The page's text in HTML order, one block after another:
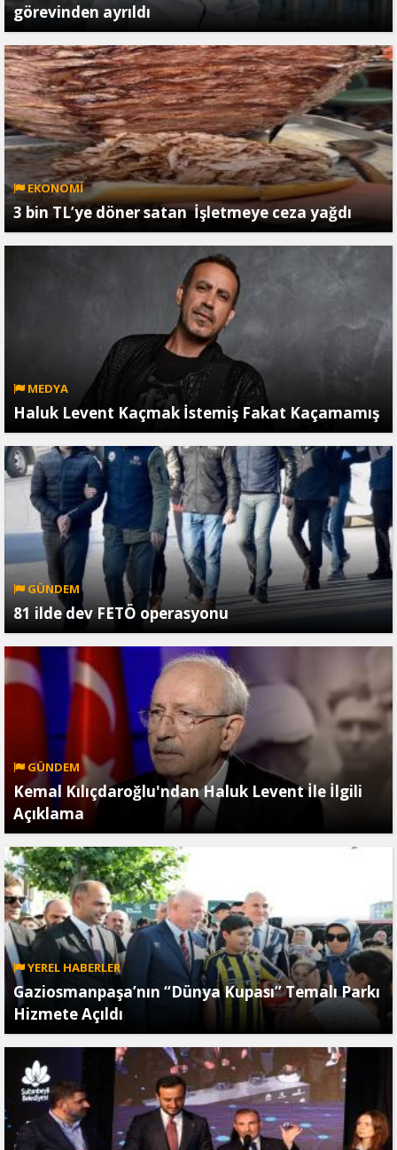
görevinden ayrıldı
EKONOMİ
3 bin TL’ye döner satan İşletmeye ceza yağdı
MEDYA
Haluk Levent Kaçmak İstemiş Fakat Kaçamamış
GÜNDEM
81 ilde dev FETÖ operasyonu
GÜNDEM
Kemal Kılıçdaroğlu'ndan Haluk Levent İle İlgili
Açıklama
YEREL HABERLER
Gaziosmanpaşa’nın “Dünya Kupası” Temalı Parkı
Hizmete Açıldı